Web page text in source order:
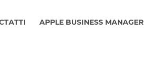
APPLE BUSINESS MANAGER